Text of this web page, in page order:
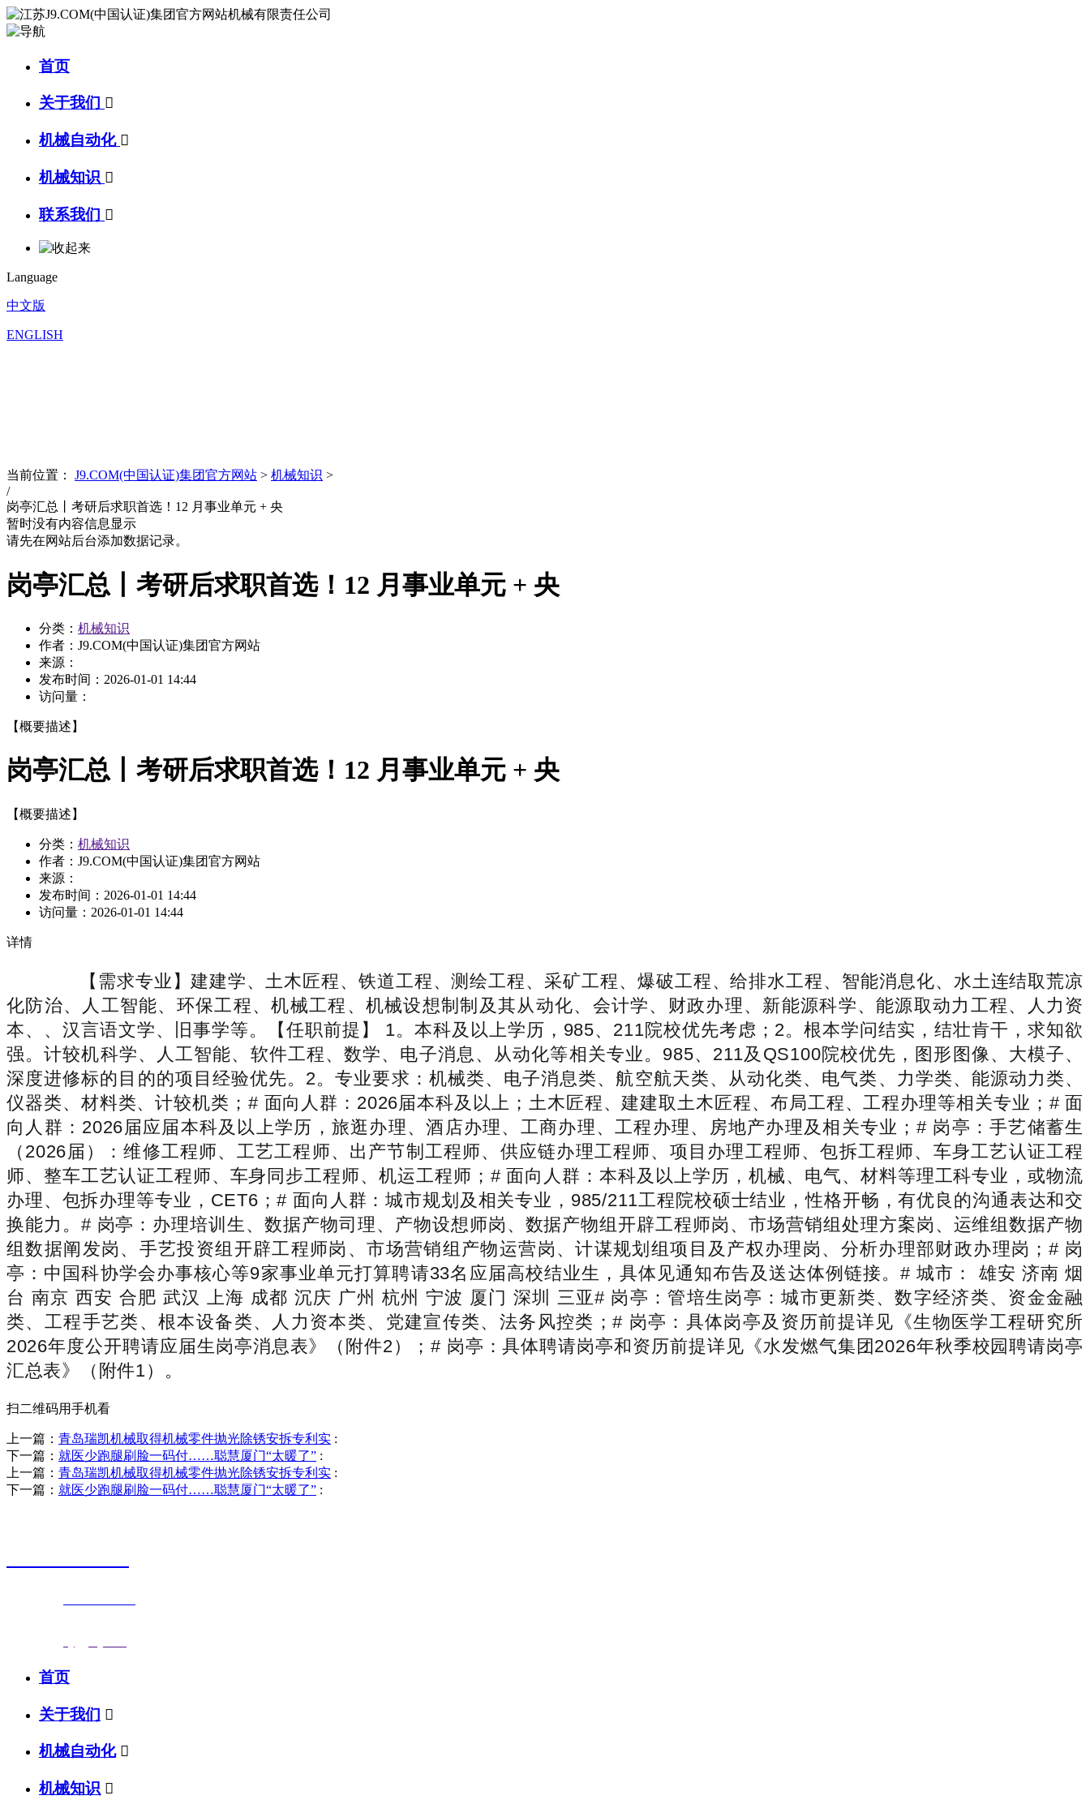
首页
关于我们 
机械自动化 
机械知识 
联系我们 
Language
中文版
ENGLISH
当前位置： J9.COM(中国认证)集团官方网站 > 机械知识 >
/
岗亭汇总丨考研后求职首选！12 月事业单元 + 央
暂时没有内容信息显示
请先在网站后台添加数据记录。
岗亭汇总丨考研后求职首选！12 月事业单元 + 央
分类： 机械知识
作者：J9.COM(中国认证)集团官方网站
来源：
发布时间： 2026-01-01 14:44
访问量：
【概要描述】
岗亭汇总丨考研后求职首选！12 月事业单元 + 央
【概要描述】
分类： 机械知识
作者：J9.COM(中国认证)集团官方网站
来源：
发布时间： 2026-01-01 14:44
访问量： 2026-01-01 14:44
详情
【需求专业】建建学、土木匠程、铁道工程、测绘工程、采矿工程、爆破工程、给排水工程、智能消息化、水土连结取荒凉
化防治、人工智能、环保工程、机械工程、机械设想制制及其从动化、会计学、财政办理、新能源科学、能源取动力工程、人力资
本、、汉言语文学、旧事学等。【任职前提】 1。本科及以上学历，985、211院校优先考虑；2。根本学问结实，结壮肯干，求知欲
强。计较机科学、人工智能、软件工程、数学、电子消息、从动化等相关专业。985、211及QS100院校优先，图形图像、大模子、
深度进修标的目的的项目经验优先。2。专业要求：机械类、电子消息类、航空航天类、从动化类、电气类、力学类、能源动力类、
仪器类、材料类、计较机类；# 面向人群：2026届本科及以上；土木匠程、建建取土木匠程、布局工程、工程办理等相关专业；# 面
向人群：2026届应届本科及以上学历，旅逛办理、酒店办理、工商办理、工程办理、房地产办理及相关专业；# 岗亭：手艺储蓄生
（2026届）：维修工程师、工艺工程师、出产节制工程师、供应链办理工程师、项目办理工程师、包拆工程师、车身工艺认证工程
师、整车工艺认证工程师、车身同步工程师、机运工程师；# 面向人群：本科及以上学历，机械、电气、材料等理工科专业，或物流
办理、包拆办理等专业，CET6；# 面向人群：城市规划及相关专业，985/211工程院校硕士结业，性格开畅，有优良的沟通表达和交
换能力。# 岗亭：办理培训生、数据产物司理、产物设想师岗、数据产物组开辟工程师岗、市场营销组处理方案岗、运维组数据产物
组数据阐发岗、手艺投资组开辟工程师岗、市场营销组产物运营岗、计谋规划组项目及产权办理岗、分析办理部财政办理岗；# 岗
亭：中国科协学会办事核心等9家事业单元打算聘请33名应届高校结业生，具体见通知布告及送达体例链接。# 城市： 雄安 济南 烟
台 南京 西安 合肥 武汉 上海 成都 沉庆 广州 杭州 宁波 厦门 深圳 三亚# 岗亭：管培生岗亭：城市更新类、数字经济类、资金金融
类、工程手艺类、根本设备类、人力资本类、党建宣传类、法务风控类；# 岗亭：具体岗亭及资历前提详见《生物医学工程研究所
2026年度公开聘请应届生岗亭消息表》（附件2）；# 岗亭：具体聘请岗亭和资历前提详见《水发燃气集团2026年秋季校园聘请岗亭
汇总表》（附件1）。
扫二维码用手机看
上一篇： 青岛瑞凯机械取得机械零件抛光除锈安拆专利实 :
下一篇： 就医少跑腿刷脸一码付……聪慧厦门“太暖了” :
上一篇： 青岛瑞凯机械取得机械零件抛光除锈安拆专利实 :
下一篇： 就医少跑腿刷脸一码付……聪慧厦门“太暖了” :
首页
关于我们 
机械自动化 
机械知识 